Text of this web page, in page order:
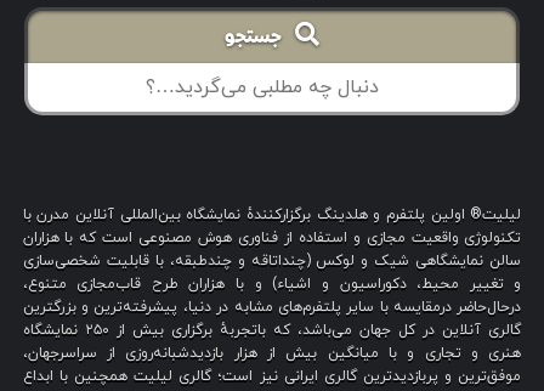
جستجو
لیلیت® اولین پلتفرم و هلدینگ برگزارکنندهٔ نمایشگاه بین‌المللی آنلاین مدرن با
تکنولوژی واقعیت مجازی و استفاده از فناوری هوش مصنوعی است که با هزاران
سالن نمایشگاهی شیک و لوکس (چنداتاقه و چندطبقه، با قابلیت شخصی‌سازی
و تغییر محیط، دکوراسیون و اشیاء) و با هزاران طرح قاب‌مجازی متنوع،
درحال‌حاضر درمقایسه با سایر پلتفرم‌های مشابه در دنیا، پیشرفته‌ترین و بزرگترین
گالری آنلاین در کل جهان می‌باشد، که باتجربهٔ برگزاری بیش از ۲۵۰ نمایشگاه
هنری و تجاری و با میانگین بیش از هزار بازدیدشبانه‌روزی از سراسرجهان،
موفق‌ترین و پربازدیدترین گالری ایرانی نیز است؛ گالری لیلیت همچنین با ابداع